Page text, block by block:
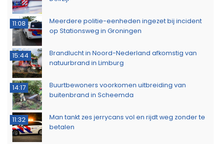
11:08
Meerdere politie-eenheden ingezet bij incident
op Stationsweg in Groningen
15:44
Brandlucht in Noord-Nederland afkomstig van
natuurbrand in Limburg
14:17
Buurtbewoners voorkomen uitbreiding van
buitenbrand in Scheemda
11:32
Man tankt zes jerrycans vol en rijdt weg zonder te
betalen